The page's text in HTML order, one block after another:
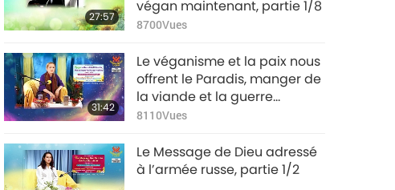
27:57
végan maintenant, partie 1/8
8700Vues
31:42
Le véganisme et la paix nous
offrent le Paradis, manger de
la viande et la guerre
détruisent tout, partie 1/9
8110Vues
Le Message de Dieu adressé
à l’armée russe, partie 1/2